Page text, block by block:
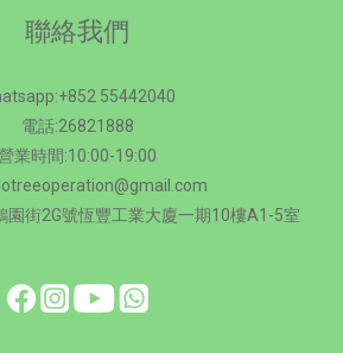
聯絡我們
55442040
電話:26821888
業時間:10:00-19:00
園街2G號恆豐工業大廈一期10樓A1-5室